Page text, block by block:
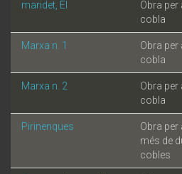
maridet, El
Obra per
cobla
Marxa n. 1
Obra per
cobla
Marxa n. 2
Obra per
cobla
Pirinenques
Obra per
més de
cobles